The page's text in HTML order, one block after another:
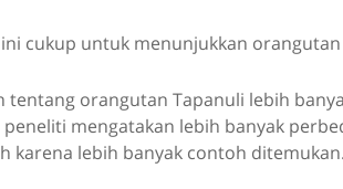
cukup untuk menunjukkan
tentang orangutan Tapanuli lebih
mengatakan lebih banyak
karena lebih banyak contoh ditemukan.